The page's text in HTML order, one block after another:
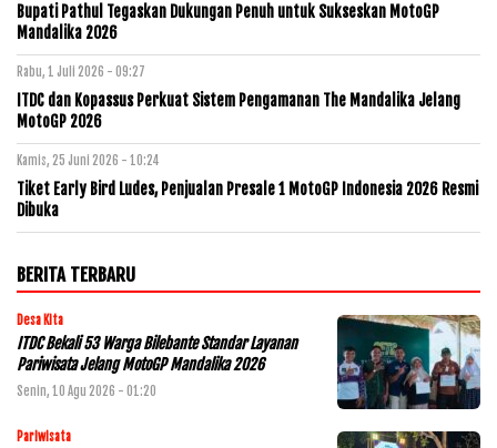
Bupati Pathul Tegaskan Dukungan Penuh untuk Sukseskan MotoGP
Mandalika 2026
Rabu, 1 Juli 2026 - 09:27
ITDC dan Kopassus Perkuat Sistem Pengamanan The Mandalika Jelang
MotoGP 2026
Kamis, 25 Juni 2026 - 10:24
Tiket Early Bird Ludes, Penjualan Presale 1 MotoGP Indonesia 2026 Resmi
Dibuka
BERITA TERBARU
Desa Kita
ITDC Bekali 53 Warga Bilebante Standar Layanan
Pariwisata Jelang MotoGP Mandalika 2026
Senin, 10 Agu 2026 - 01:20
Pariwisata